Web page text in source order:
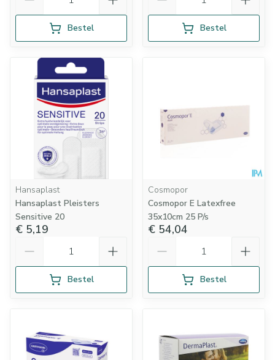
Bestel Bestel
Hansaplast
Hansaplast Pleisters
Sensitive 20
€ 5,19
Bestel
Cosmopor
Cosmopor E Latexfree
35x10cm 25 P/s
€ 54,04
Bestel